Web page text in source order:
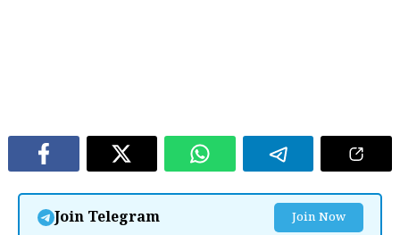
Join Telegram Join Now